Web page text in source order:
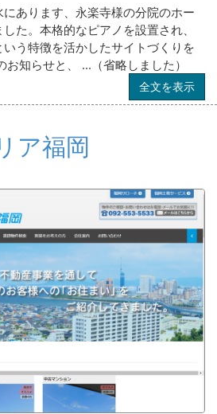
あります、永楽寺様の分院のホー
た。本格的なピアノを設置され、
う特徴を活かしたサイトづくりを
知らせと、 ...（省略しました）
全文を表示
ア福岡